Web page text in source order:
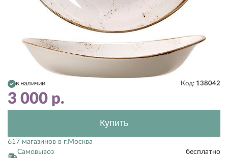
в наличии Код: 138042
3 000 р.
Купить
617 магазинов в г.Москва
Самовывоз
бесплатно